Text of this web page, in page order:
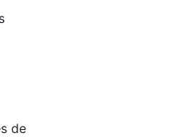
de